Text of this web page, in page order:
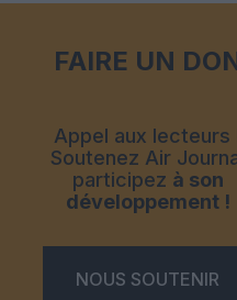
FAIRE UN
Appel aux lecteurs
Soutenez Air
participez à son
développement !
NOUS SOUTENIR